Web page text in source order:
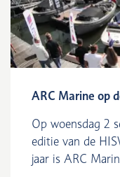
ARC Marine op
Op woensdag 2
editie van de
jaar is ARC